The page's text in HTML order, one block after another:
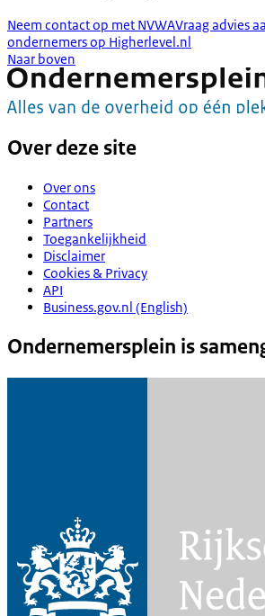
Neem contact op met NVWAVraag advies
ondernemers op Higherlevel.nl
Naar boven
Over deze site
Over ons
Contact
Partners
Toegankelijkheid
Disclaimer
Cookies & Privacy
API
Business.gov.nl (English)
Ondernemersplein is